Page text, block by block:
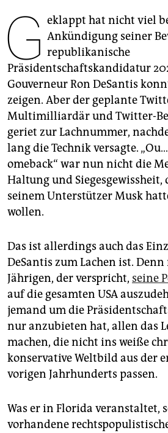
genossenschaft
epaper login
G eklappt hat nicht viel
Ankündigung seiner
republikanische
Präsidentschaftskandidatur
Gouverneur Ron DeSantis
zeigen. Aber der geplante
Multimilliardär und Twitter-
geriet zur Lachnummer,
lang die Technik versagte.
omeback“ war nun nicht die
Haltung und Siegesgewissheit,
seinem Unterstützer Musk
wollen.
Das ist allerdings auch das
DeSantis zum Lachen ist.
Jährigen, der verspricht, seine
auf die gesamten USA
jemand um die
nur anzubieten hat, allen das
machen, die nicht ins weiße
konservative Weltbild aus der
vorigen Jahrhunderts passen.
Was er in Florida veranstaltet,
vorhandene